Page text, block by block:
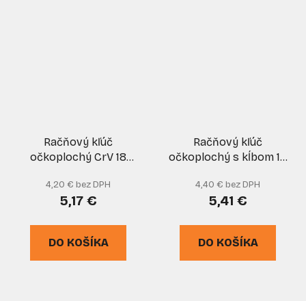
Račňový kľúč
očkoplochý CrV 18
4,20 € bez DPH
5,17 €
DO KOŠÍKA
Račňový kľúč
očkoplochý s kĺbom 13
4,40 € bez DPH
5,41 €
DO KOŠÍKA